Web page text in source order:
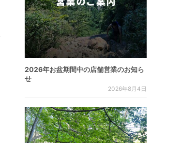
2026年お盆期間中の店舗営業のお知ら
せ
2026年8月4日